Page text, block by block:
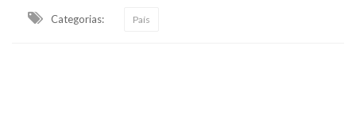
Categorias: País